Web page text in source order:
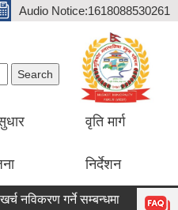
Audio Notice:1618088530261
वृति मार्ग
निर्देशन
गर्ने सम्बन्धमा